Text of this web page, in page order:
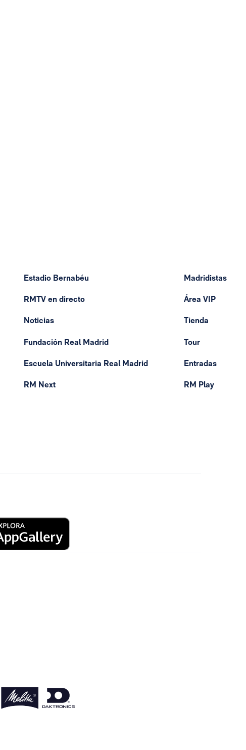
Estadio Bernabéu
RMTV en directo
Noticias
Fundación Real Madrid
Escuela Universitaria Real Madrid
RM Next
Madridistas
Área VIP
Tienda
Tour
Entradas
RM Play